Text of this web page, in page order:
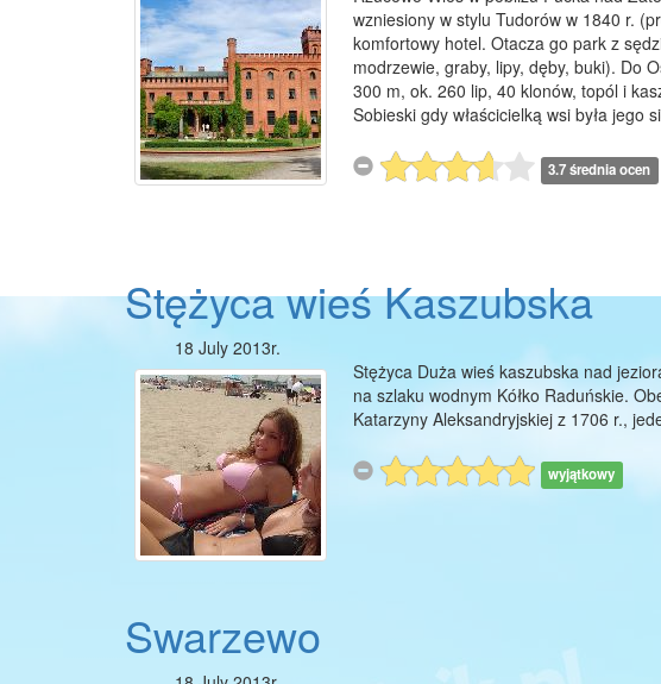
wzniesiony w stylu Tudorów w 1840 r.
komfortowy hotel. Otacza go park z
modrzewie, graby, lipy, dęby, buki). Do
300 m, ok. 260 lip, 40 klonów, topól i
Sobieski gdy właścicielką wsi była jego
3.7 średnia ocen
Stężyca wieś Kaszubska
18 July 2013r.
Stężyca Duża wieś kaszubska nad
na szlaku wodnym Kółko Raduńskie.
Katarzyny Aleksandryjskiej z 1706 r.,
wyjątkowy
Swarzewo